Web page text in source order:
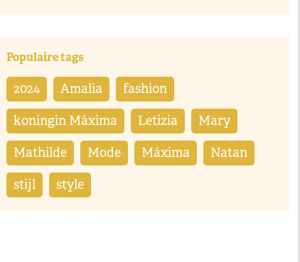
Populaire tags
2024 Amalia fashion
koningin Máxima Letizia Mary
Mathilde Mode Máxima Natan
stijl style